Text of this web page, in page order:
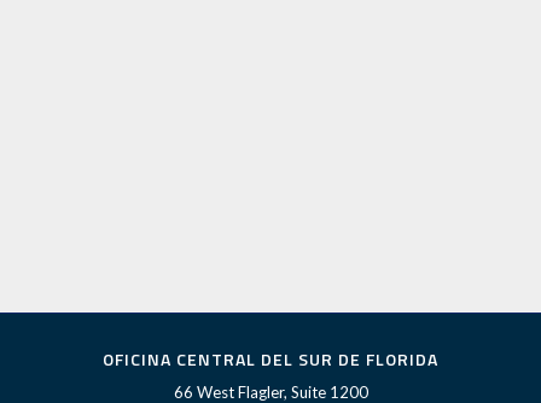
OFICINA CENTRAL DEL SUR DE FLORIDA
66 West Flagler, Suite 1200